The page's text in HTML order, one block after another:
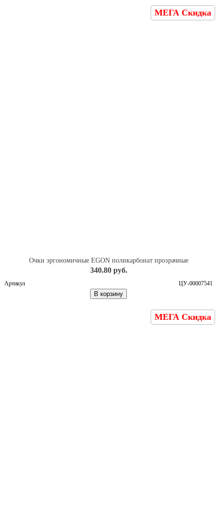
МЕГА Скидка
Очки эргономичные EGON поликарбонат прозрачные
340.80 руб.
Артикул ЦУ-00007541
В корзину
МЕГА Скидка